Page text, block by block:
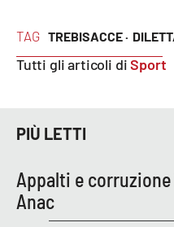
Cosenza
Buona Sanità Calabria
TAG TREBISACCE ·
Tutti gli articoli diSport
PIÙ LETTI
Appalti e
Anac